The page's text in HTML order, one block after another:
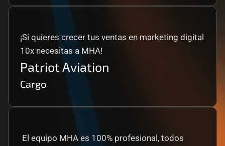
¡Si quieres crecer tus ventas en marketing digital
10x necesitas a MHA!
Patriot Aviation
Cargo